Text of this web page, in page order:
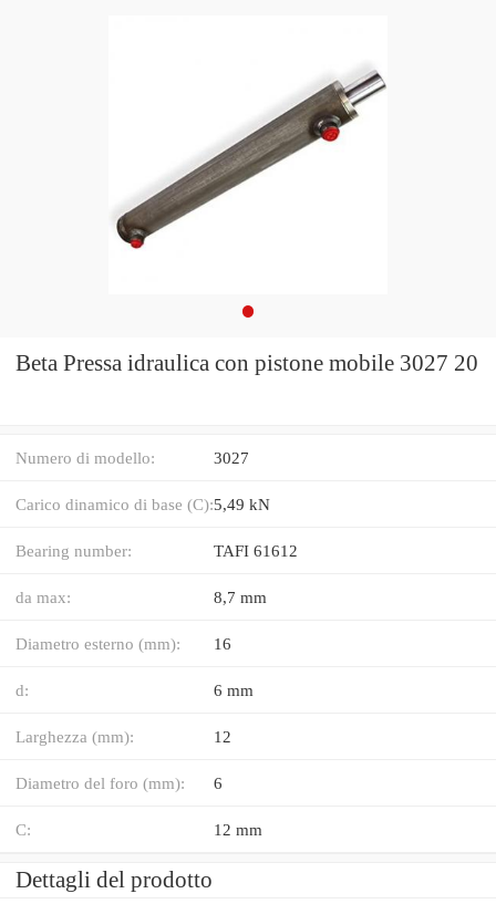
Beta Pressa idraulica con pistone mobile 3027 20
Numero di modello: 3027
Carico dinamico di base (C):5,49 kN
Bearing number: TAFI 61612
da max: 8,7 mm
Diametro esterno (mm): 16
d: 6 mm
Larghezza (mm): 12
Diametro del foro (mm): 6
C: 12 mm
Dettagli del prodotto